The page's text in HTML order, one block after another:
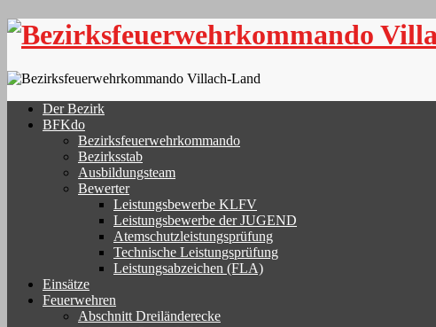
Skip
Der Bezirk
BFKdo
Bezirksfeuerwehrkommando
Bezirksstab
Ausbildungsteam
Bewerter
Leistungsbewerbe KLFV
Leistungsbewerbe der JUGEND
Atemschutzleistungsprüfung
Technische Leistungsprüfung
Leistungsabzeichen (FLA)
Einsätze
Feuerwehren
Abschnitt Dreiländerecke